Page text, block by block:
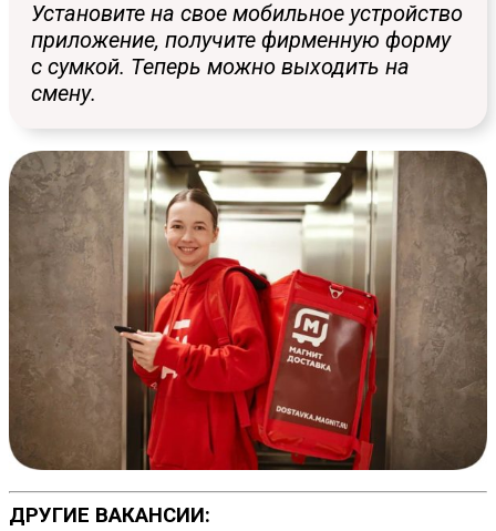
Установите на свое мобильное устройство
приложение, получите фирменную форму
с сумкой. Теперь можно выходить на
смену.
ДРУГИЕ ВАКАНСИИ: